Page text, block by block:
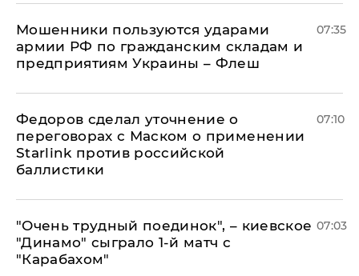
Мошенники пользуются ударами
армии РФ по гражданским складам и
предприятиям Украины – Флеш
07:35
Федоров сделал уточнение о
переговорах с Маском о применении
Starlink против российской
баллистики
07:10
"Очень трудный поединок", – киевское
"Динамо" сыграло 1-й матч с
"Карабахом"
07:03